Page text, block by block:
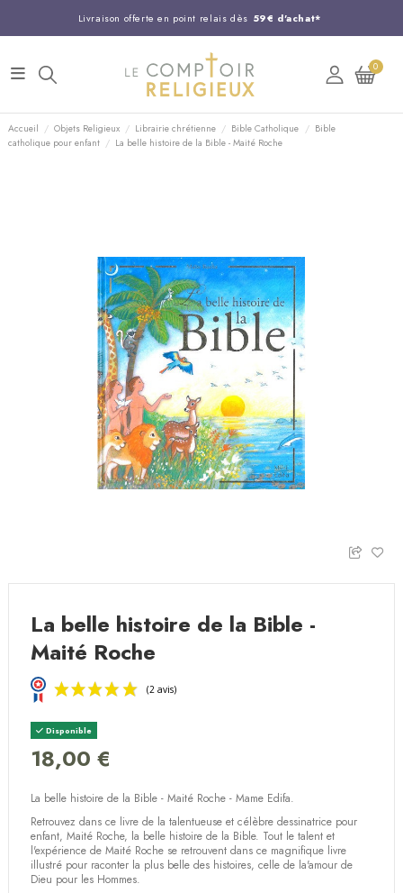
Livraison offerte en point relais dès 59€ d'achat*
Entreprise Française familiale
Support client disponible au 03 20 24 74 15
Commandez avant 14H, expédition le jour même !
0
Accueil Objets Religieux Librairie chrétienne Bible Catholique
Bible
catholique pour enfant
La belle histoire de la Bible - Maité Roche
La belle histoire de la Bible -
Maité Roche
Disponible
18,00 €
La belle histoire de la Bible - Maité Roche - Mame Edifa.
Retrouvez dans ce livre de la talentueuse et célèbre dessinatrice pour
enfant, Maité Roche, la belle histoire de la Bible. Tout le talent et
l'expérience de Maité Roche se retrouvent dans ce magnifique livre
illustré pour raconter la plus belle des histoires, celle de la'amour de
Dieu pour les Hommes.